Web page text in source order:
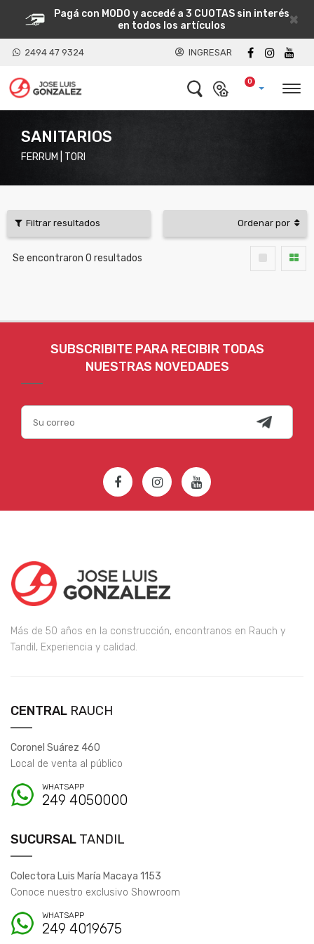
×
Pagá con MODO y accedé a 3 CUOTAS sin interés
en todos los artículos
2494 47 9324 INGRESAR
0
SANITARIOS
FERRUM | TORI
Filtrar resultados Ordenar por
Se encontraron 0 resultados
SUBSCRIBITE PARA RECIBIR TODAS
NUESTRAS NOVEDADES
Más de 50 años en la construcción, encontranos en Rauch y
Tandil, Experiencia y calidad.
CENTRAL RAUCH
Coronel Suárez 460
Local de venta al público
WHATSAPP
249 4050000
SUCURSAL TANDIL
Colectora Luis María Macaya 1153
Conoce nuestro exclusivo Showroom
WHATSAPP
249 4019675